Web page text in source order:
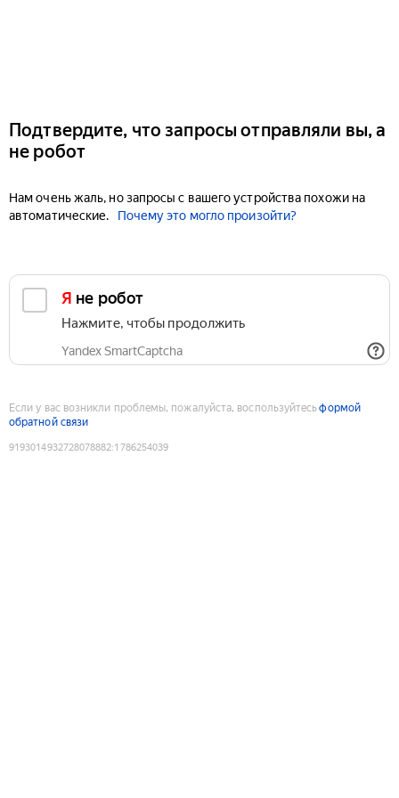
Подтвердите, что запросы отправляли вы, а
не робот
Нам очень жаль, но запросы с вашего устройства похожи на
автоматические.
Почему это могло произойти?
Я не робот
Нажмите, чтобы продолжить
Yandex SmartCaptcha
Если у вас возникли проблемы, пожалуйста, воспользуйтесьформой
обратной связи
9193014932728078882:1786254039